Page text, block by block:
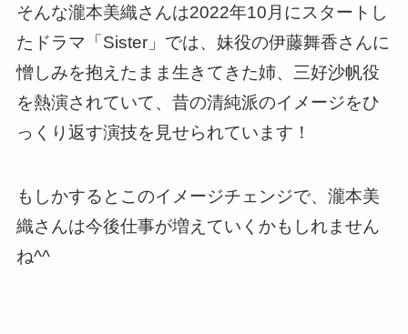
そんな瀧本美織さんは2022年10月にスタートし
たドラマ「Sister」では、妹役の伊藤舞香さんに
憎しみを抱えたまま生きてきた姉、三好沙帆役
を熱演されていて、昔の清純派のイメージをひ
っくり返す演技を見せられています！
もしかするとこのイメージチェンジで、瀧本美
織さんは今後仕事が増えていくかもしれません
ね^^